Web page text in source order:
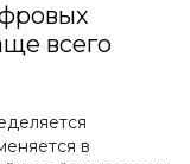
всего
в